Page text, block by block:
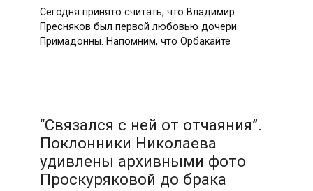
Сегодня принято считать, что Владимир
Пресняков был первой любовью дочери
Примадонны. Напомним, что Орбакайте
“Связался с ней от отчаяния”.
Поклонники Николаева
удивлены архивными фото
Проскуряковой до брака